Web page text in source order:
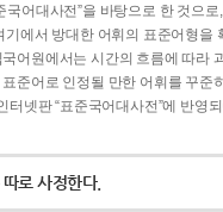
국어대사전”을 바탕으로 한 것으로
기에서 방대한 어휘의 표준어형을
어원에서는 시간의 흐름에 따라
준어로 인정될 만한 어휘를 꾸준
터넷판 “표준국어대사전”에 반영
로 사정한다.